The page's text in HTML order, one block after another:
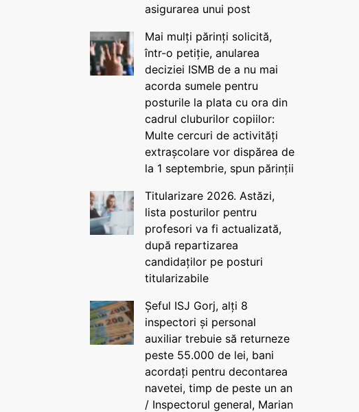
asigurarea unui post
Mai mulți părinți solicită,
într-o petiție, anularea
deciziei ISMB de a nu mai
acorda sumele pentru
posturile la plata cu ora din
cadrul cluburilor copiilor:
Multe cercuri de activități
extrașcolare vor dispărea de
la 1 septembrie, spun părinții
Titularizare 2026. Astăzi,
lista posturilor pentru
profesori va fi actualizată,
după repartizarea
candidaților pe posturi
titularizabile
Șeful ISJ Gorj, alți 8
inspectori și personal
auxiliar trebuie să returneze
peste 55.000 de lei, bani
acordați pentru decontarea
navetei, timp de peste un an
/ Inspectorul general, Marian